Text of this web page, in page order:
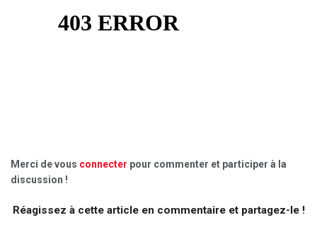
Merci de vous connecter pour commenter et participer à la
discussion !
Réagissez à cette article en commentaire et partagez-le !